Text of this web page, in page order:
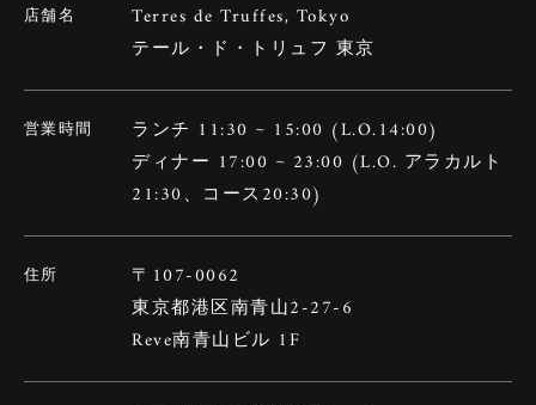
店舗名
Terres de Truffes, Tokyo
テール・ド・トリュフ 東京
営業時間
ランチ 11:30 ~ 15:00 (L.O.14:00)
ディナー 17:00 ~ 23:00 (L.O. アラカルト
21:30、コース20:30)
住所
〒107-0062
東京都港区南青山2-27-6
Reve南青山ビル 1F